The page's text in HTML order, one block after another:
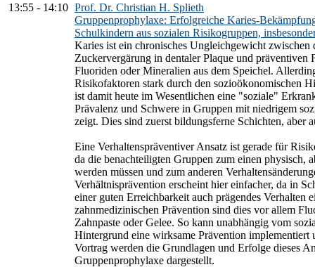
13:55 - 14:10 Prof. Dr. Christian H. Splieth
Gruppenprophylaxe: Erfolgreiche Karies-
Schulkindern aus sozialen Risikogruppen,
Karies ist ein chronisches Ungleichgewicht zwischen
Zuckervergärung in dentaler Plaque und präventiven
Fluoriden oder Mineralien aus dem Speichel.
Risikofaktoren stark durch den sozioökonomischen
ist damit heute im Wesentlichen eine "soziale"
Prävalenz und Schwere in Gruppen mit niedrigem
zeigt. Dies sind zuerst bildungsferne Schichten, aber
Eine Verhaltenspräventiver Ansatz ist gerade für
da die benachteiligten Gruppen zum einen physisch,
werden müssen und zum anderen
Verhältnisprävention erscheint hier einfacher, da in
einer guten Erreichbarkeit auch prägendes Verhalten
zahnmedizinischen Prävention sind dies vor allem
Zahnpaste oder Gelee. So kann unabhängig vom
Hintergrund eine wirksame Prävention implementiert
Vortrag werden die Grundlagen und Erfolge dieses
Gruppenprophylaxe dargestellt.